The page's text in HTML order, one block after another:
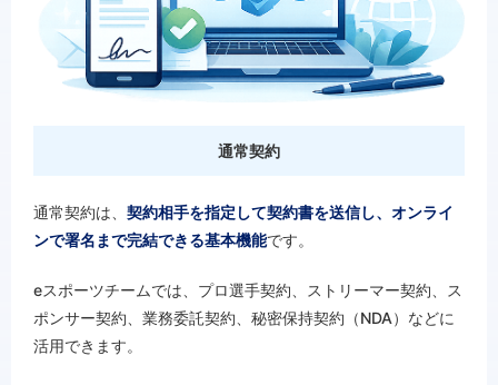
通常契約
通常契約は、 契約相手を指定して契約書を送信し、オンライ
ンで署名まで完結できる基本機能です。
eスポーツチームでは、プロ選手契約、ストリーマー契約、ス
ポンサー契約、業務委託契約、秘密保持契約（NDA）などに
活用できます。